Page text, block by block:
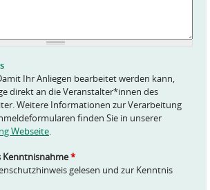
Ihr Anliegen bearbeitet werden kann,
direkt an die Veranstalter*innen des
Weitere Informationen zur Verarbeitung
finden Sie in unserer
Webseite.
Kenntnisnahme*
gelesen und zur Kenntnis